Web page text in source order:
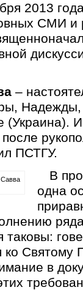
2013
СМИ и
–
ПСТГУ.
В
одна
ко
в